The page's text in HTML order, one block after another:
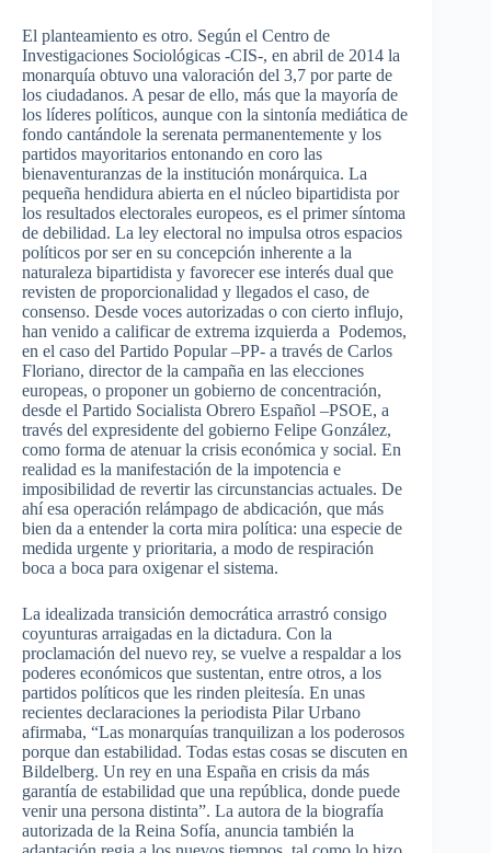
El planteamiento es otro. Según el Centro de
Investigaciones Sociológicas -CIS-, en abril de 2014 la
monarquía obtuvo una valoración del 3,7 por parte de
los ciudadanos. A pesar de ello, más que la mayoría de
los líderes políticos, aunque con la sintonía mediática de
fondo cantándole la serenata permanentemente y los
partidos mayoritarios entonando en coro las
bienaventuranzas de la institución monárquica. La
pequeña hendidura abierta en el núcleo bipartidista por
los resultados electorales europeos, es el primer síntoma
de debilidad. La ley electoral no impulsa otros espacios
políticos por ser en su concepción inherente a la
naturaleza bipartidista y favorecer ese interés dual que
revisten de proporcionalidad y llegados el caso, de
consenso. Desde voces autorizadas o con cierto influjo,
han venido a calificar de extrema izquierda a Podemos,
en el caso del Partido Popular –PP- a través de Carlos
Floriano, director de la campaña en las elecciones
europeas, o proponer un gobierno de concentración,
desde el Partido Socialista Obrero Español –PSOE, a
través del expresidente del gobierno Felipe González,
como forma de atenuar la crisis económica y social. En
realidad es la manifestación de la impotencia e
imposibilidad de revertir las circunstancias actuales. De
ahí esa operación relámpago de abdicación, que más
bien da a entender la corta mira política: una especie de
medida urgente y prioritaria, a modo de respiración
boca a boca para oxigenar el sistema.
La idealizada transición democrática arrastró consigo
coyunturas arraigadas en la dictadura. Con la
proclamación del nuevo rey, se vuelve a respaldar a los
poderes económicos que sustentan, entre otros, a los
partidos políticos que les rinden pleitesía. En unas
recientes declaraciones la periodista Pilar Urbano
afirmaba, “Las monarquías tranquilizan a los poderosos
porque dan estabilidad. Todas estas cosas se discuten en
Bildelberg. Un rey en una España en crisis da más
garantía de estabilidad que una república, donde puede
venir una persona distinta”. La autora de la biografía
autorizada de la Reina Sofía, anuncia también la